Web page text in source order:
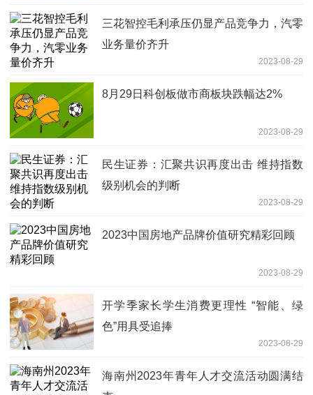
三花智控毛利承压仍显产品竞争力，汽零
业务量价齐升
2023-08-29
8月29日科创板做市商板块跌幅达2%
2023-08-29
民生证券：汇聚共识再度出击 维持指数
级别机会的判断
2023-08-29
2023中国房地产品牌价值研究精彩回顾
2023-08-29
开学季家长学生消费更理性 “智能、绿
色”用具受追捧
2023-08-29
海南州2023年青年人才交流活动圆满结